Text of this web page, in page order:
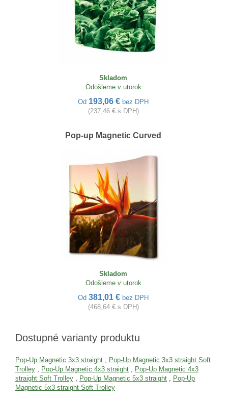
Skladom
Odošleme v utorok
Od 193,06 € bez DPH
(237,46 € s DPH)
Pop-up Magnetic Curved
Skladom
Odošleme v utorok
Od 381,01 € bez DPH
(468,64 € s DPH)
Dostupné varianty produktu
Pop-Up Magnetic 3x3 straight , Pop-Up Magnetic 3x3 straight Soft
Trolley , Pop-Up Magnetic 4x3 straight , Pop-Up Magnetic 4x3
straight Soft Trolley , Pop-Up Magnetic 5x3 straight , Pop-Up
Magnetic 5x3 straight Soft Trolley